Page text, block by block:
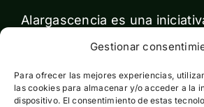
Gestionar
Para ofrecer las mejores experiencias,
las cookies para almacenar y/o acceder a la
dispositivo. El consentimiento de estas
Alargascencia es una